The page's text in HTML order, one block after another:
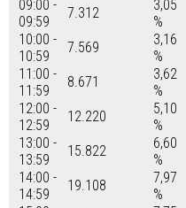
09:00 -
09:59
7.312
3,05
%
10:00 -
10:59
7.569
3,16
%
11:00 -
11:59
8.671
3,62
%
12:00 -
12:59
12.220
5,10
%
13:00 -
13:59
15.822
6,60
%
14:00 -
14:59
19.108
7,97
%